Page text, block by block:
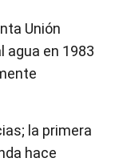
Unión
agua en 1983
la primera
hace